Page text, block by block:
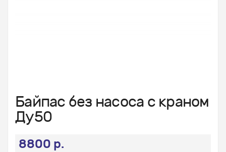
Байпас без насоса с краном
Ду50
8800 р.